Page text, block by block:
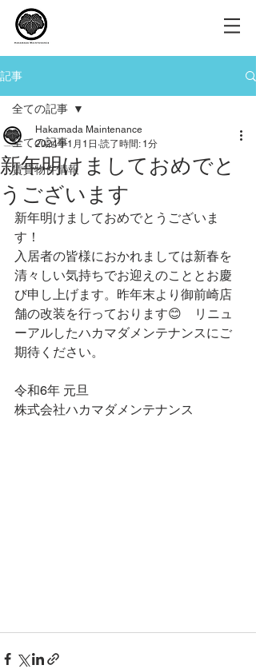
記事
全ての記事
賃貸物件情報
全ての記事
新年明けましておめでと
うございます
Hakamada Maintenance
2024年1月1日 読了時間: 1分
新年明けましておめでとうございま
す！
入居者の皆様におかれましては新春を
清々しい気持ちでお迎えのこととお慶
び申し上げます。昨年末より御前崎店
舗の改装を行っております😊　リニュ
ーアルしたハカマダメンテナンスにご
期待ください。
令和6年 元旦
株式会社ハカマダメンテナンス